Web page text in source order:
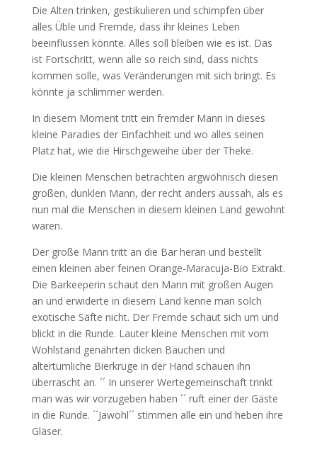
Die Alten trinken, gestikulieren und schimpfen über
alles Üble und Fremde, dass ihr kleines Leben
beeinflussen könnte. Alles soll bleiben wie es ist. Das
ist Fortschritt, wenn alle so reich sind, dass nichts
kommen solle, was Veränderungen mit sich bringt. Es
könnte ja schlimmer werden.
In diesem Moment tritt ein fremder Mann in dieses
kleine Paradies der Einfachheit und wo alles seinen
Platz hat, wie die Hirschgeweihe über der Theke.
Die kleinen Menschen betrachten argwöhnisch diesen
großen, dunklen Mann, der recht anders aussah, als es
nun mal die Menschen in diesem kleinen Land gewohnt
waren.
Der große Mann tritt an die Bar heran und bestellt
einen kleinen aber feinen Orange-Maracuja-Bio Extrakt.
Die Barkeeperin schaut den Mann mit großen Augen
an und erwiderte in diesem Land kenne man solch
exotische Säfte nicht. Der Fremde schaut sich um und
blickt in die Runde. Lauter kleine Menschen mit vom
Wohlstand genährten dicken Bäuchen und
altertümliche Bierkrüge in der Hand schauen ihn
überrascht an. ´´ In unserer Wertegemeinschaft trinkt
man was wir vorzugeben haben ´´ ruft einer der Gäste
in die Runde. ´´Jawohl´´ stimmen alle ein und heben ihre
Gläser.